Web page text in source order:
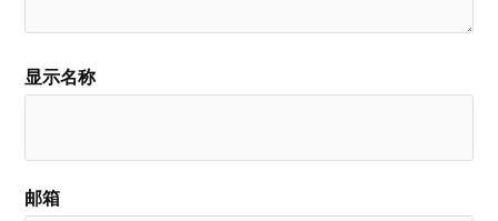
显示名称
邮箱